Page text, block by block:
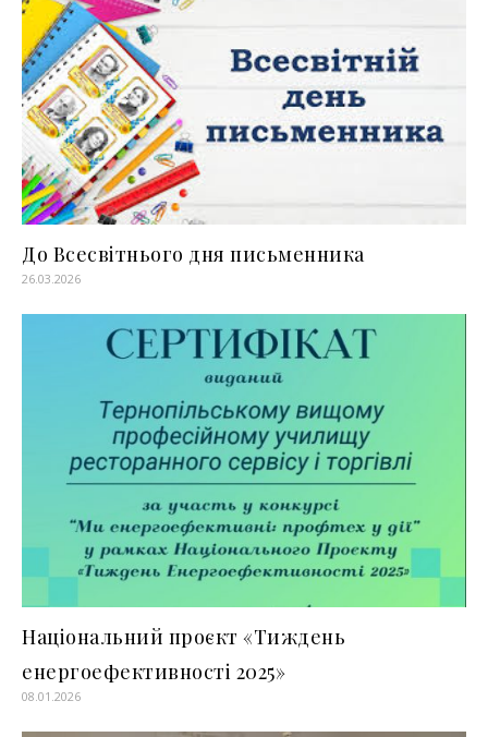
До Всесвітнього дня письменника
26.03.2026
Національний проєкт «Тиждень
енергоефективності 2025»
08.01.2026